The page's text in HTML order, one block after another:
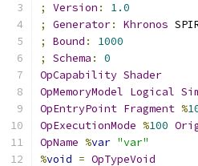
;
Version :
1.0
;
Generator: Khronos
;
Bound :
1000
;
Schema :
0
OpCapability Shader
OpMemoryModel Logical
OpEntryPoint Fragment %
OpExecutionMode %100
OpName %var "var"
%void = OpTypeVoid